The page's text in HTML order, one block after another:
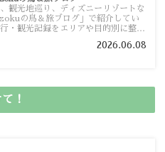
観光地巡り、ディズニーリゾートな
の鳥＆旅ブログ」で紹介してい
・観光記録をエリアや目的別に整理
からスムーズに見つけていただけま
2026.06.08
！